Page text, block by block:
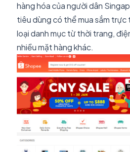
hàng hóa của người dân
tiêu dùng có thể mua sắm
loại danh mục từ thời trang,
nhiều mặt hàng khác.